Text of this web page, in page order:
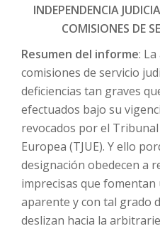
INDEPENDENCIA
COMISIONES DE
Resumen del informe:
comisiones de servicio
deficiencias tan graves
efectuados bajo su
revocados por el
Europea (TJUE). Y ello
designación obedecen a
imprecisas que
aparente y con tal grado
deslizan hacia la